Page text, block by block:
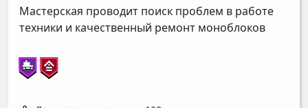
Мастерская проводит поиск проблем в работе
техники и качественный ремонт моноблоков